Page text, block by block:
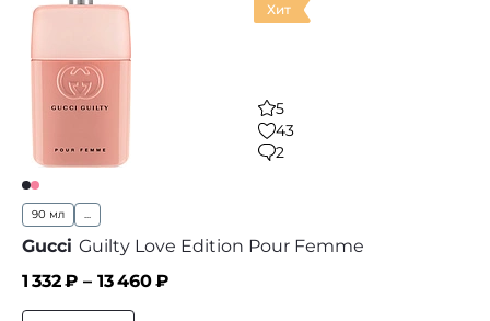
Хит
5
43
2
90 мл ...
Gucci Guilty Love Edition Pour Femme
1 332₽ – 13 460₽